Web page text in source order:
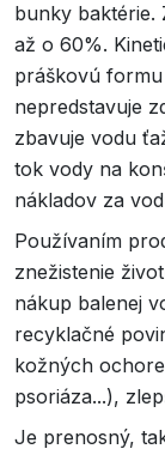
bunky baktérie.
až o 60%.
práškovú
nepredstavuje
zbavuje vodu
tok vody na
nákladov za
Používaním
znežistenie
nákup balenej
recyklačné
kožných
psoriáza...),
Je prenosný,